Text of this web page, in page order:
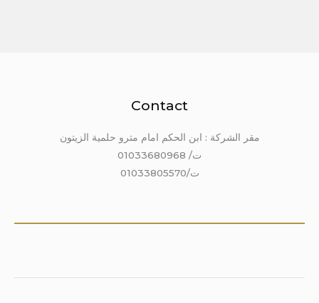
Contact
مقر الشركة : ابن الحكم امام مترو حلمية الزيتون
ت/ 01033680968
ت/01033805570